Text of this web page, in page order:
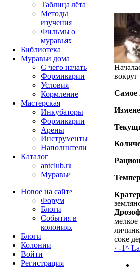
вокруг
Самое
Кратер
мелкое
соке
‹ -1^
Таблица лёта
Методы
изучения
Фильмы о
муравьях
Библиотека
Муравьи дома
С чего начать
Формикарии
Условия
Кормление
Мастерская
Инкубаторы
Формикарии
Арены
Инструменты
Наполнители
Каталог
antclub.ru
Муравьи
Новое на сайте
Форум
Блоги
События в
колониях
Блоги
Колонии
Войти
Peгиcтpaция